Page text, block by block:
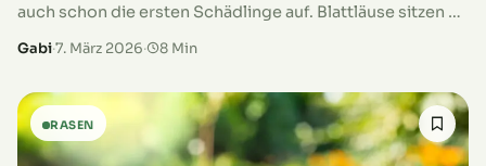
auch schon die ersten Schädlinge auf. Blattläuse sitzen an
Pflanzen her oder…
Gabi·7. März 2026· 8 Min
RASEN